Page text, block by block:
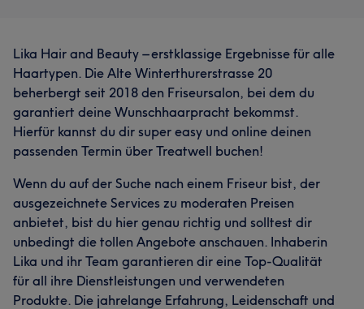
Lika Hair and Beauty – erstklassige Ergebnisse für alle
Haartypen. Die Alte Winterthurerstrasse 20
beherbergt seit 2018 den Friseursalon, bei dem du
garantiert deine Wunschhaarpracht bekommst.
Hierfür kannst du dir super easy und online deinen
passenden Termin über Treatwell buchen!
Wenn du auf der Suche nach einem Friseur bist, der
ausgezeichnete Services zu moderaten Preisen
anbietet, bist du hier genau richtig und solltest dir
unbedingt die tollen Angebote anschauen. Inhaberin
Lika und ihr Team garantieren dir eine Top-Qualität
für all ihre Dienstleistungen und verwendeten
Produkte. Die jahrelange Erfahrung, Leidenschaft und